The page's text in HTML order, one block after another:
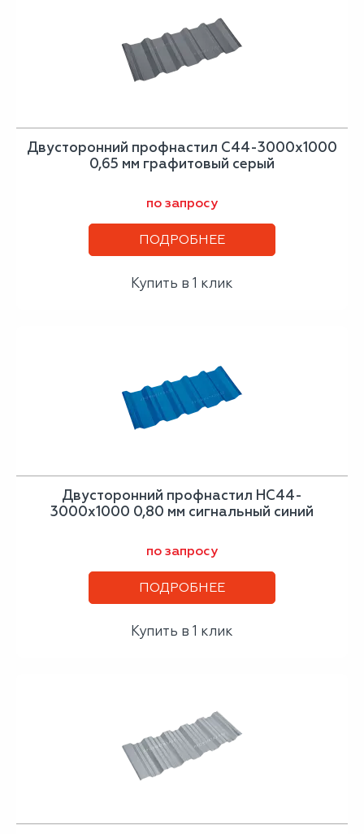
Двусторонний профнастил С44-3000х1000
0,65 мм графитовый серый
по запросу
ПОДРОБНЕЕ
Купить в 1 клик
Двусторонний профнастил НС44-
3000х1000 0,80 мм сигнальный синий
по запросу
ПОДРОБНЕЕ
Купить в 1 клик